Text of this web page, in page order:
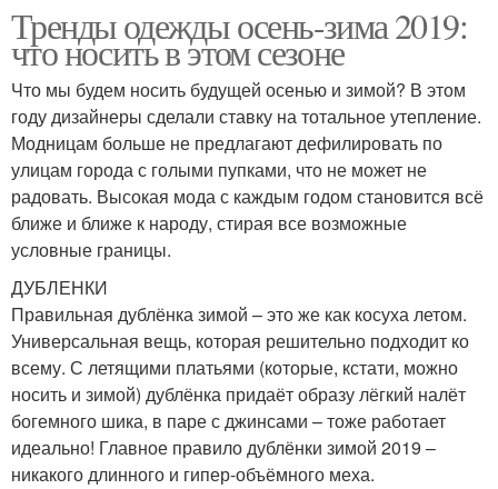
Тренды одежды осень-зима 2019:
что носить в этом сезоне
Что мы будем носить будущей осенью и зимой? В этом
году дизайнеры сделали ставку на тотальное утепление.
Модницам больше не предлагают дефилировать по
улицам города с голыми пупками, что не может не
радовать. Высокая мода с каждым годом становится всё
ближе и ближе к народу, стирая все возможные
условные границы.
ДУБЛЕНКИ
Правильная дублёнка зимой – это же как косуха летом.
Универсальная вещь, которая решительно подходит ко
всему. С летящими платьями (которые, кстати, можно
носить и зимой) дублёнка придаёт образу лёгкий налёт
богемного шика, в паре с джинсами – тоже работает
идеально! Главное правило дублёнки зимой 2019 –
никакого длинного и гипер-объёмного меха.